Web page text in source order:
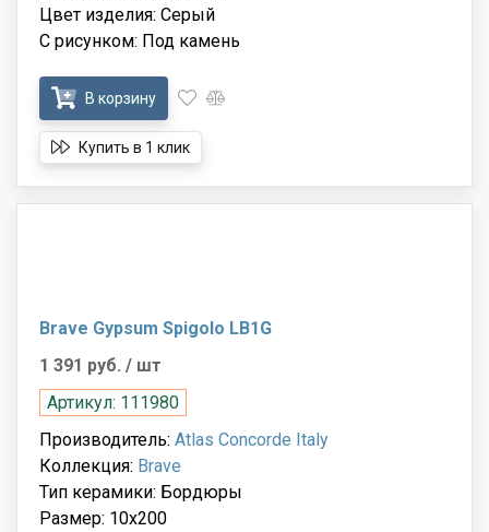
Цвет изделия: Серый
С рисунком: Под камень
В корзину
Купить в 1 клик
Brave Gypsum Spigolo LB1G
1 391 руб. / шт
Артикул: 111980
Производитель: Atlas Concorde Italy
Коллекция: Brave
Тип керамики: Бордюры
Размер: 10x200